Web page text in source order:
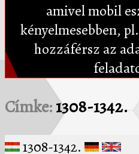
amivel mobil
kényelmesebben,
hozzáférsz az
Címke:1308-1342.
1308-1342.